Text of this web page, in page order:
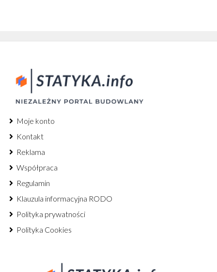
Moje konto
Kontakt
Reklama
Współpraca
Regulamin
Klauzula informacyjna RODO
Polityka prywatności
Polityka Cookies